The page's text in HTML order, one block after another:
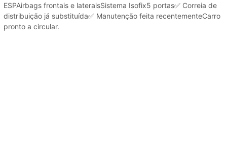
ESPAirbags frontais e lateraisSistema Isofix5 portas✅ Correia de
distribuição já substituída✅ Manutenção feita recentementeCarro
pronto a circular.